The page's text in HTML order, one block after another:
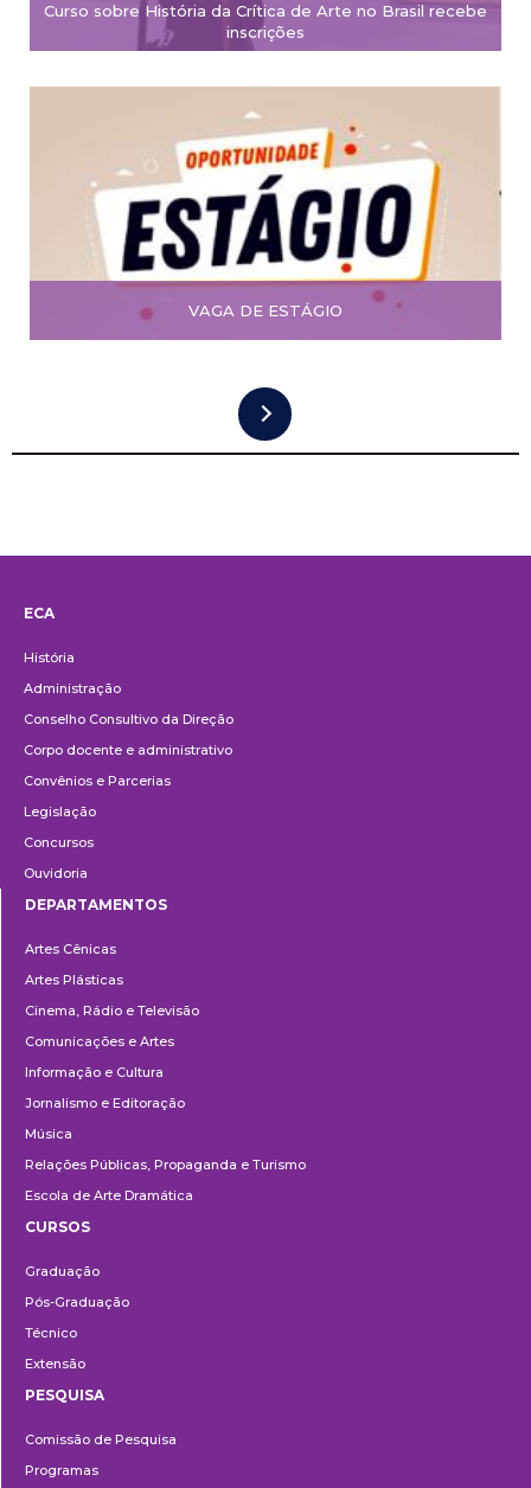
Curso sobre História da Crítica de Arte no Brasil recebe
inscrições
VAGA DE ESTÁGIO
ECA
História
Administração
Conselho Consultivo da Direção
Corpo docente e administrativo
Convênios e Parcerias
Legislação
Concursos
Ouvidoria
DEPARTAMENTOS
Artes Cênicas
Artes Plásticas
Cinema, Rádio e Televisão
Comunicações e Artes
Informação e Cultura
Jornalismo e Editoração
Música
Relações Públicas, Propaganda e Turismo
Escola de Arte Dramática
CURSOS
Graduação
Pós-Graduação
Técnico
Extensão
PESQUISA
Comissão de Pesquisa
Programas